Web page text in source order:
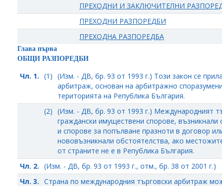
ПРЕХОДНИ И ЗАКЛЮЧИТЕЛНИ
ПРЕХОДНИ РАЗПОРЕДБИ
ПРЕХОДНА РАЗПОРЕДБА
Глава първа
ОБЩИ РАЗПОРЕДБИ
Чл. 1. (1) (Изм. - ДВ, бр. 93 от 1993 г.) Този закон се
арбитраж, основан на арбитражно
територията на Република България.
(2) (Изм. - ДВ, бр. 93 от 1993 г.) Международният
граждански имуществени спорове,
и спорове за попълване празноти в договор
нововъзникнали обстоятелства, ако
от страните не е в Република България.
Чл. 2. (Изм. - ДВ, бр. 93 от 1993 г., отм., бр. 38 от 2001 г.)
Чл. 3. Страна по международния търговски арбитраж